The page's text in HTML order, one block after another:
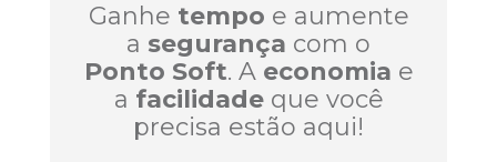
Ganhe tempo e aumente
a segurança com o
Ponto Soft. A economia e
a facilidadeque você
precisa estão aqui!